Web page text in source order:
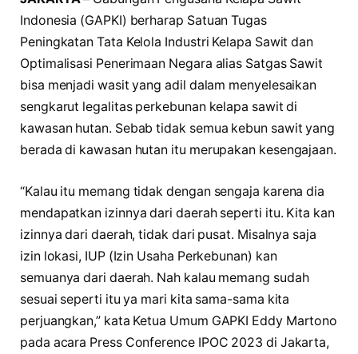
Indonesia (GAPKI) berharap Satuan Tugas
Peningkatan Tata Kelola Industri Kelapa Sawit dan
Optimalisasi Penerimaan Negara alias Satgas Sawit
bisa menjadi wasit yang adil dalam menyelesaikan
sengkarut legalitas perkebunan kelapa sawit di
kawasan hutan. Sebab tidak semua kebun sawit yang
berada di kawasan hutan itu merupakan kesengajaan.
“Kalau itu memang tidak dengan sengaja karena dia
mendapatkan izinnya dari daerah seperti itu. Kita kan
izinnya dari daerah, tidak dari pusat. Misalnya saja
izin lokasi, IUP (Izin Usaha Perkebunan) kan
semuanya dari daerah. Nah kalau memang sudah
sesuai seperti itu ya mari kita sama-sama kita
perjuangkan,” kata Ketua Umum GAPKI Eddy Martono
pada acara Press Conference IPOC 2023 di Jakarta,